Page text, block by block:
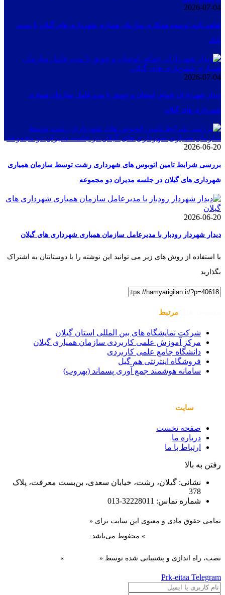
2026-07-04
تفاهم نامه توسعه همکاری سازمان همیاری شهرداری های گیلان با پست
بانک
2026-07-04
دیدار شهرداران خمام، لوشان و حویق با مدیرعامل سازمان همیاری
شهرداری های گیلان
2026-06-20
بررسی شرایط تامین اتوبوس های شهرداری رشت توسط سازمان همیاری
شهرداری های گیلان در جلسه مدیران دو مجموعه
2026-06-20
دیدار شهردار رودبار با مدیرعامل سازمان همیاری شهرداری های گیلان
با استفاده از روش های زیر می توانید این نوشته را با دوستانتان به اشتراک
بگذارید
مرتبط
شرکت نمایشگاه های بین المللی استان گیلان
مرکز آموزش علمی کاربردی سازمان همیاری گیلان
دانشگاه جامع علمی کاربردی
فروشگاه اینترنتی هم گیل
سامانه هوشمند جمع آوری پسماند (بهروب)
سایت
صفحه نخست
درباره ما
ارتباط با ما
رفتن به بالا
نشانی: گیلان، رشت، خیابان سعدی، بن‌بست معرفت، پلاک
378
شماره تماس: 32228011-013
تمامی حقوق مادی و معنوی این سایت برای «
» محفوظ می‌باشد.
نصب، راه اندازی و پشتیبانی شده توسط « »
Prk-eitaa Telegram